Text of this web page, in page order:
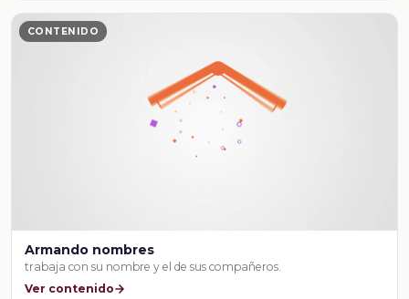
CONTENIDO
Armando nombres
trabaja con su nombre y el de sus compañeros.
Ver contenido